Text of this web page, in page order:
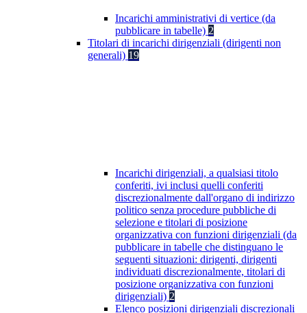
Incarichi amministrativi di vertice (da
pubblicare in tabelle) 2
Titolari di incarichi dirigenziali (dirigenti non
generali) 19
Incarichi dirigenziali, a qualsiasi titolo
conferiti, ivi inclusi quelli conferiti
discrezionalmente dall'organo di indirizzo
politico senza procedure pubbliche di
selezione e titolari di posizione
organizzativa con funzioni dirigenziali (da
pubblicare in tabelle che distinguano le
seguenti situazioni: dirigenti, dirigenti
individuati discrezionalmente, titolari di
posizione organizzativa con funzioni
dirigenziali) 2
Elenco posizioni dirigenziali discrezionali